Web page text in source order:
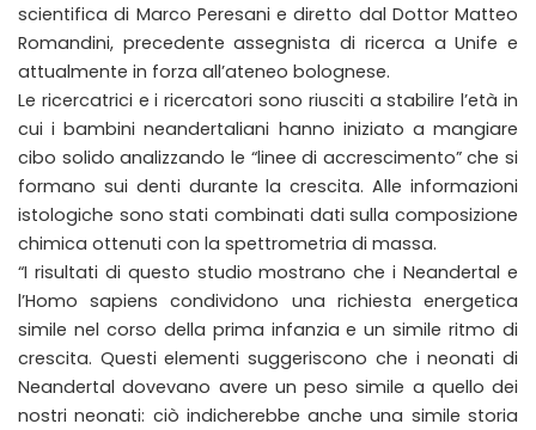
scientifica di Marco Peresani e diretto dal Dottor Matteo
Romandini, precedente assegnista di ricerca a Unife e
attualmente in forza all’ateneo bolognese.
Le ricercatrici e i ricercatori sono riusciti a stabilire l’età in
cui i bambini neandertaliani hanno iniziato a mangiare
cibo solido analizzando le “linee di accrescimento” che si
formano sui denti durante la crescita. Alle informazioni
istologiche sono stati combinati dati sulla composizione
chimica ottenuti con la spettrometria di massa.
“I risultati di questo studio mostrano che i Neandertal e
l’Homo sapiens condividono una richiesta energetica
simile nel corso della prima infanzia e un simile ritmo di
crescita. Questi elementi suggeriscono che i neonati di
Neandertal dovevano avere un peso simile a quello dei
nostri neonati: ciò indicherebbe anche una simile storia